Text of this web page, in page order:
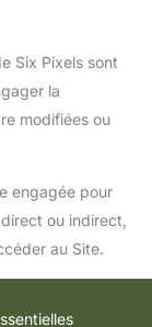
Six Pixels sont
la
modifiées ou
engagée pour
ou indirect,
au Site.